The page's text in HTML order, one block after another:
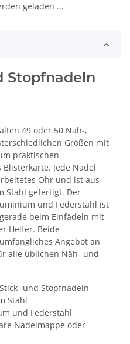
geladen ...
Stopfnadeln
49 oder 50 Näh-,
Größen mit
praktischen
Jede Nadel
Öhr und ist aus
Stahl gefertigt. Der
und Federstahl ist
beim Einfädeln mit
Helfer. Beide
Angebot an
alle üblichen Näh- und
und Stopfnadeln
Stahl
und Federstahl
Nadelmappe oder